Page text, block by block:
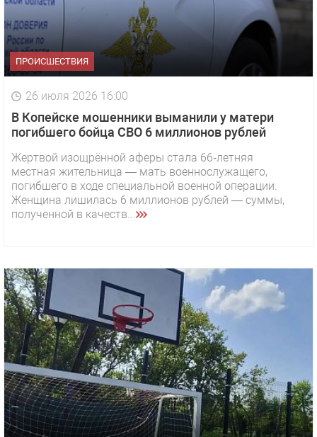
ПРОИСШЕСТВИЯ
26 июля 2026 16:00
В Копейске мошенники выманили у матери
погибшего бойца СВО 6 миллионов рублей
Жертвой изощрённой аферы стала 66‑летняя
местная жительница — мать военнослужащего,
погибшего в ходе специальной военной операции.
Женщина лишилась 6 миллионов рублей — суммы,
полученной в качеств...